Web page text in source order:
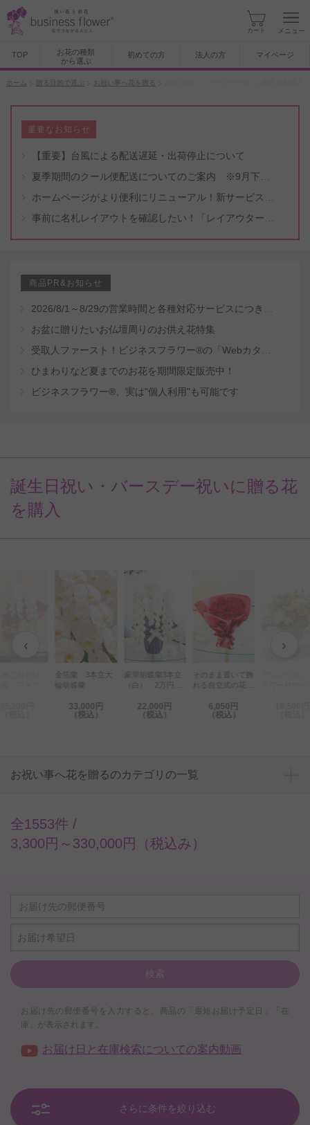
カート メニュー
TOP
お花の種類
から選ぶ
初めての方 法人の方 マイページ
ホーム 贈る目的で選ぶ お祝い事へ花を贈る
重要なお知らせ
【重要】台風による配送遅延・出荷停止について
商品PR&お知らせ
お盆に贈りたいお仏壇周りのお供え花特集
ひまわりなど夏までのお花を期間限定販売中！
ビジネスフラワー®、実は"個人利用"も可能です
誕生日祝い・バースデー祝いに贈る花
を購入
‹ ›
金箔蘭 3本立大
33,000円
（税込）
豪華胡蝶蘭3本立
（白） 2万円コ
程度）22,000円
（税込）
そのまま置いて飾
れる自立式の花
ラ12本6,050円
（税込）
お祝い事へ花を贈るのカテゴリの一覧
全1553件 /
3,300円～330,000円（税込み）
お届け希望日
検索
お届け先の郵便番号を入力すると、商品の「最短お届け予定日」「在
庫」が表示されます。
お届け日と在庫検索についての案内動画
さらに条件を絞り込む